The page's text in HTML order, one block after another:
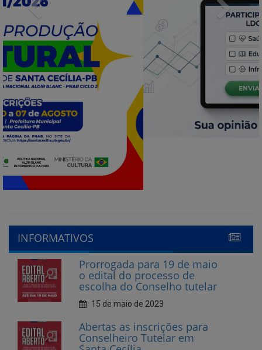
INFORMATIVOS
o edital do processo de
escolha do Conselho tutelar
15 de maio de 2023
Abertas as inscrições para
Conselheiro Tutelar em
Santa Cecília
CECIFOLIA nas Escolas 2023